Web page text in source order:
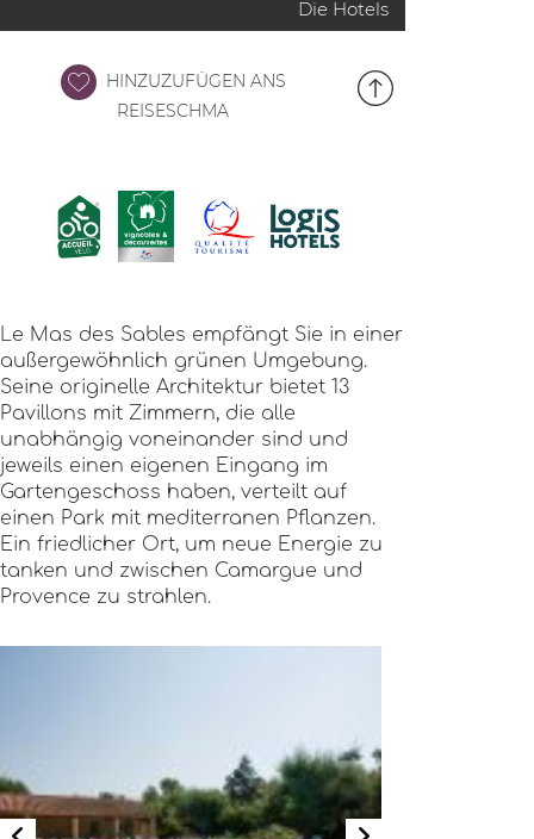
Die Hotels
HINZUZUFÜGEN ANS
REISESCHMA
Le Mas des Sables empfängt Sie in einer
außergewöhnlich grünen Umgebung.
Seine originelle Architektur bietet 13
Pavillons mit Zimmern, die alle
unabhängig voneinander sind und
jeweils einen eigenen Eingang im
Gartengeschoss haben, verteilt auf
einen Park mit mediterranen Pflanzen.
Ein friedlicher Ort, um neue Energie zu
tanken und zwischen Camargue und
Provence zu strahlen.